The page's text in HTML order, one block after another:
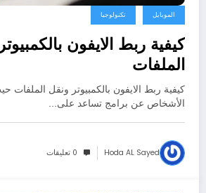
الموبايل تكنولوجيا
كيفية ربط الايفون
الملفات
كيفية ربط الايفون بالكمبيوتر ونقل الملفات
الأشخاص عن برامج تساعد على…
Hoda AL Sayed 0 تعليقات